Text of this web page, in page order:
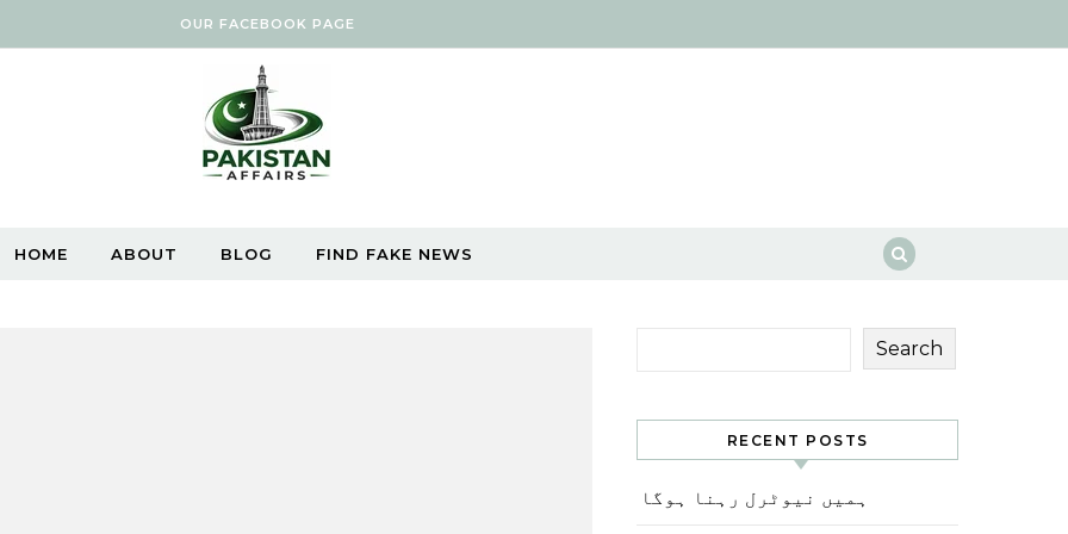
OUR FACEBOOK PAGE
HOME ABOUT BLOG FIND FAKE NEWS
Search
RECENT POSTS
ہمیں نیوٹرل رہنا ہوگا